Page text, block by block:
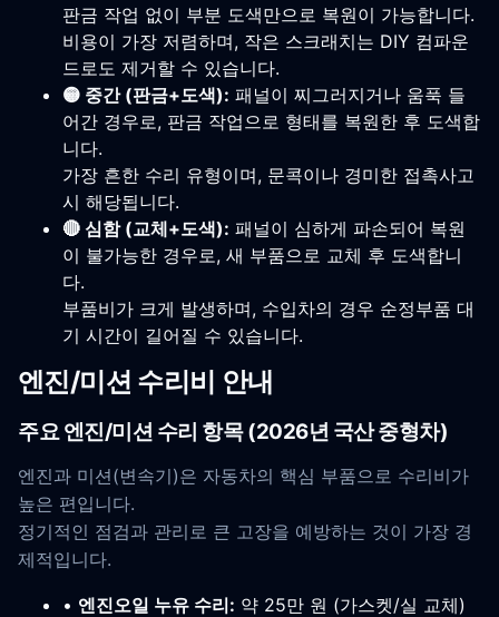
판금 작업 없이 부분 도색만으로 복원이 가능합니다.
비용이 가장 저렴하며, 작은 스크래치는 DIY 컴파운
드로도 제거할 수 있습니다.
🟡 중간 (판금+도색): 패널이 찌그러지거나 움푹 들
어간 경우로, 판금 작업으로 형태를 복원한 후 도색합
니다.
가장 흔한 수리 유형이며, 문콕이나 경미한 접촉사고
시 해당됩니다.
🔴 심함 (교체+도색): 패널이 심하게 파손되어 복원
이 불가능한 경우로, 새 부품으로 교체 후 도색합니
다.
부품비가 크게 발생하며, 수입차의 경우 순정부품 대
기 시간이 길어질 수 있습니다.
엔진/미션 수리비 안내
주요 엔진/미션 수리 항목 (2026년 국산 중형차)
엔진과 미션(변속기)은 자동차의 핵심 부품으로 수리비가
높은 편입니다.
정기적인 점검과 관리로 큰 고장을 예방하는 것이 가장 경
제적입니다.
• 엔진오일 누유 수리: 약 25만 원 (가스켓/실 교체)